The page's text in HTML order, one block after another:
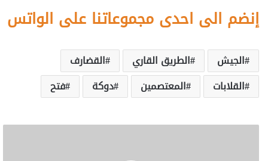
إنضم الى احدى مجموعاتنا على الواتس
الجيش الطريق القاري
القضارف
القلابات
المعتصمين دوكة فتح